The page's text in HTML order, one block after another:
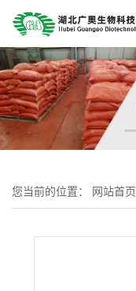
您当前的位置： 网站首页